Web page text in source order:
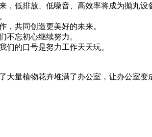
低排放、低噪音、高效率将成为抛丸设
，共同创造更美好的未来。
不忘初心继续努力。
们的口号是努力工作天天玩。
大量植物花卉堆满了办公室，让办公室变